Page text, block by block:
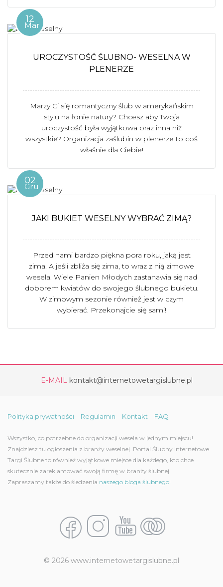
12
Mar
UROCZYSTOŚĆ ŚLUBNO- WESELNA W
PLENERZE
Marzy Ci się romantyczny ślub w amerykańskim
stylu na łonie natury? Chcesz aby Twoja
uroczystość była wyjątkowa oraz inna niż
wszystkie? Organizacja zaślubin w plenerze to coś
właśnie dla Ciebie!
02
Gru
JAKI BUKIET WESELNY WYBRAĆ ZIMĄ?
Przed nami bardzo piękna pora roku, jaką jest
zima. A jeśli zbliża się zima, to wraz z nią zimowe
wesela. Wiele Panien Młodych zastanawia się nad
doborem kwiatów do swojego ślubnego bukietu.
W zimowym sezonie również jest w czym
wybierać. Przekonajcie się sami!
E-MAIL kontakt@internetowetargislubne.pl
Polityka prywatności Regulamin Kontakt FAQ
Wszystko, co potrzebne do organizacji wesela w jednym miejscu!
Znajdziesz tu ogłoszenia z branży weselnej. Portal Ślubny Internetowe
Targi Ślubne to również wyjątkowe miejsce dla każdego, kto chce
skutecznie zareklamować swoją firmę w branży ślubnej.
Zapraszamy także do śledzenia naszego bloga ślubnego!
© 2026 www.internetowetargislubne.pl